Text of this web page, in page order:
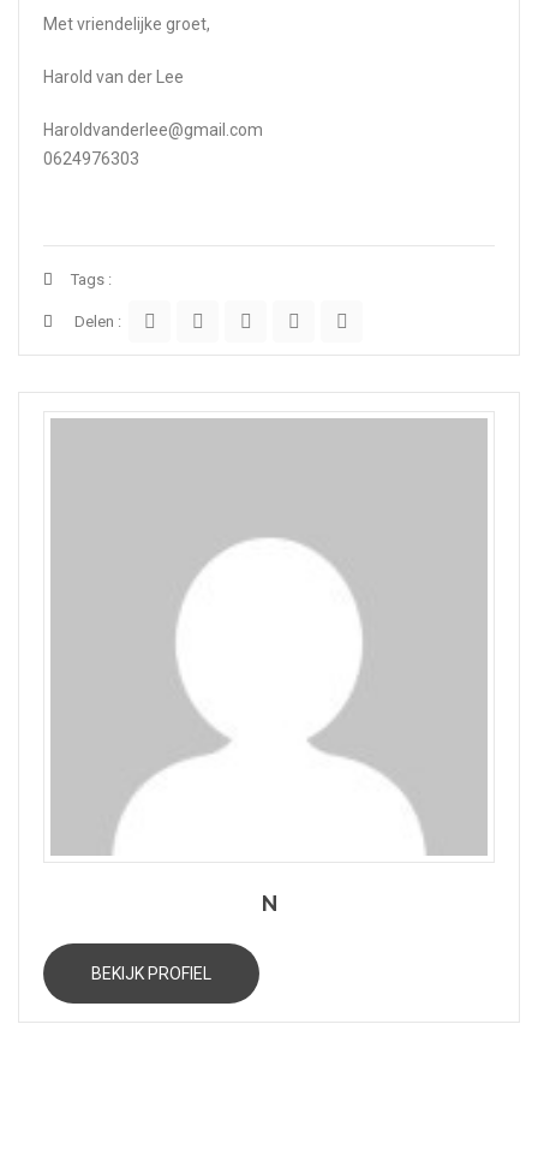
Met vriendelijke groet,
Harold van der Lee
Haroldvanderlee@gmail.com
0624976303
Tags :
Delen :
N
BEKIJK PROFIEL